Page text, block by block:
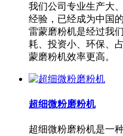
我们公司专业生产大
经验，已经成为中国
雷蒙磨粉机是经过我
耗、投资小、环保、
蒙磨粉机效率更高。
超细微粉磨粉机
超细微粉磨粉机是一